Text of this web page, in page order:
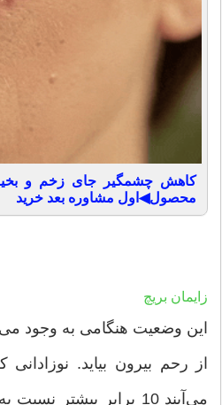
محصول◀اول مشاوره بعد خرید
زایمان بریچ
این وضعیت هنگامی به وجود می
از رحم بیرون بیاید. نوزادانی
می‌آیند 10 برابر